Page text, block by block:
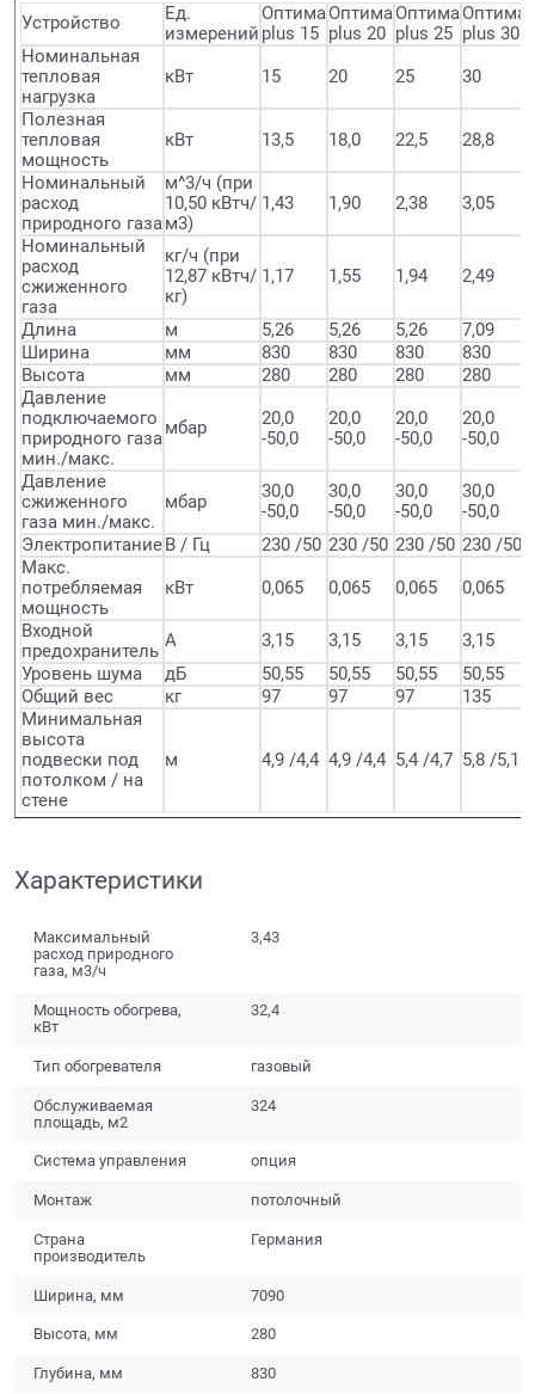
Устройство
Ед.
измерений
Оптима
plus 15
Оптима
plus 20
Оптима
plus 25
Оптима
plus 30
Номинальная
тепловая
нагрузка
кВт 15 20 25 30
Полезная
тепловая
мощность
кВт 13,5 18,0 22,5 28,8
Номинальный
расход
природного газа
м^3/ч (при
10,50 кВтч/
м3)
1,43 1,90 2,38 3,05
Номинальный
расход
сжиженного
газа
кг/ч (при
12,87 кВтч/
кг)
1,17 1,55 1,94 2,49
Длина м 5,26 5,26 5,26 7,09
Ширина
мм 830 830 830 830
Высота
мм 280 280 280 280
Давление
подключаемого
природного газа
мин./макс.
мбар
20,0
-50,0
20,0
-50,0
20,0
-50,0
20,0
-50,0
Давление
сжиженного
газа мин./макс.
мбар
30,0
-50,0
30,0
-50,0
30,0
-50,0
30,0
-50,0
ЭлектропитаниеВ / Гц 230 /50 230 /50 230 /50 230 /50
Макс.
потребляемая
мощность
кВт 0,065 0,065 0,065 0,065
Входной
предохранитель А 3,15 3,15 3,15 3,15
Уровень шума
дБ 50,55 50,55 50,55 50,55
Общий вес
кг 97 97 97 135
Минимальная
высота
подвески под
потолком / на
стене
м 4,9 /4,4 4,9 /4,4 5,4 /4,7 5,8 /5,1
Характеристики
Максимальный
расход природного
газа, м3/ч
3,43
Мощность обогрева,
кВт
32,4
Тип обогревателя газовый
Обслуживаемая
площадь, м2
324
Система управления опция
Монтаж потолочный
Страна
производитель
Германия
Ширина, мм 7090
Высота, мм 280
Глубина, мм 830